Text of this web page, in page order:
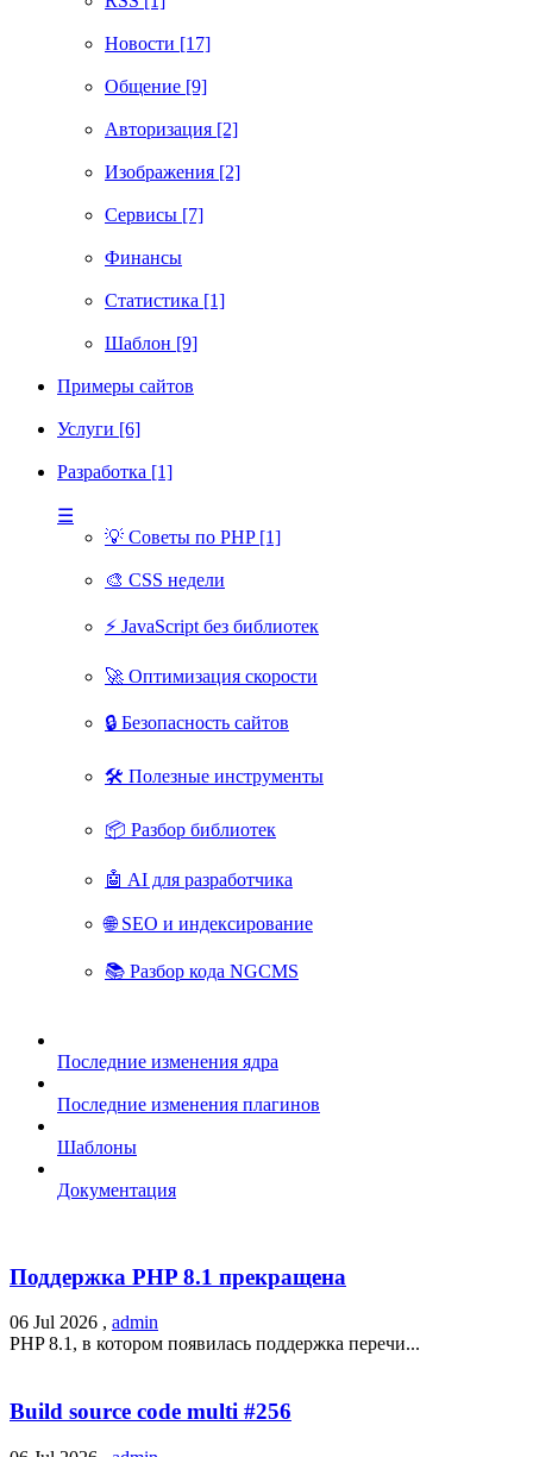
Новости [17]
Общение [9]
Авторизация [2]
Изображения [2]
Сервисы [7]
Финансы
Статистика [1]
Шаблон [9]
Примеры сайтов
Услуги [6]
Разработка [1]
☰
💡 Советы по PHP [1]
🎨 CSS недели
⚡ JavaScript без библиотек
🚀 Оптимизация скорости
🔒 Безопасность сайтов
🛠 Полезные инструменты
📦 Разбор библиотек
🤖 AI для разработчика
🌐 SEO и индексирование
📚 Разбор кода NGCMS
Последние изменения ядра
Последние изменения плагинов
Шаблоны
Документация
Поддержка PHP 8.1 прекращена
06 Jul 2026 , admin
PHP 8.1, в котором появилась поддержка перечи...
Build source code multi #256